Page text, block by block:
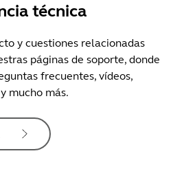
técnica
y cuestiones relacionadas
páginas de soporte, donde
frecuentes, vídeos,
mucho más.